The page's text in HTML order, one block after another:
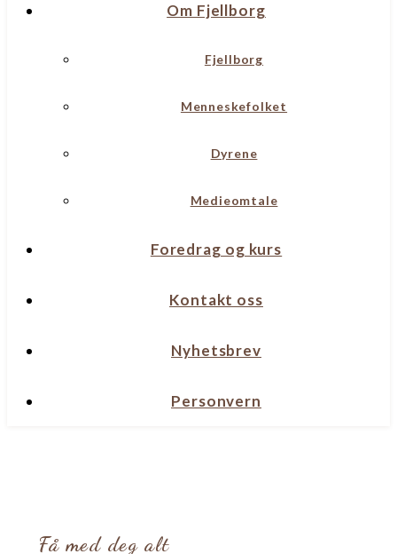
Om Fjellborg
Fjellborg
Menneskefolket
Dyrene
Medieomtale
Foredrag og kurs
Kontakt oss
Nyhetsbrev
Personvern
Få med deg alt